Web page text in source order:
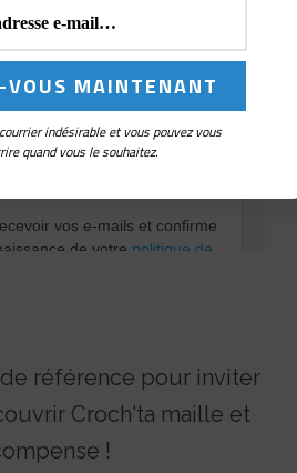
référence pour inviter
Croch'ta maille et
!
indésirable et vous pouvez vous
quand vous le souhaitez.